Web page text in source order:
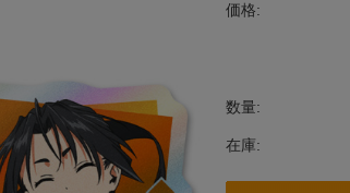
価格:
数量:
在庫: